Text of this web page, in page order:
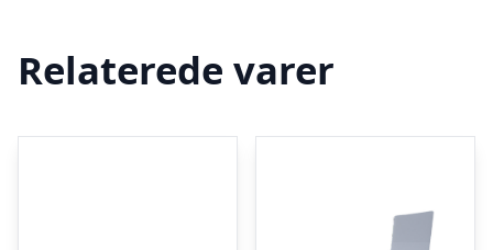
Relaterede varer